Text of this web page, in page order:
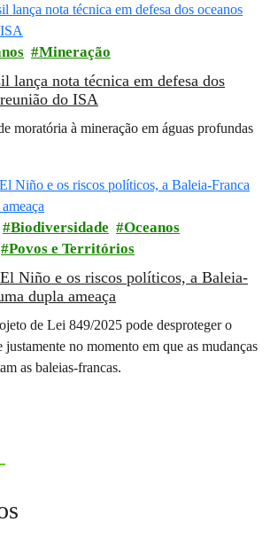
Mineração
lança nota técnica em defesa dos
do ISA
moratória à mineração em águas profundas
Biodiversidade
Oceanos
Povos e Territórios
Niño e os riscos políticos, a Baleia-
dupla ameaça
de Lei 849/2025 pode desproteger o
justamente no momento em que as mudanças
as baleias-francas.